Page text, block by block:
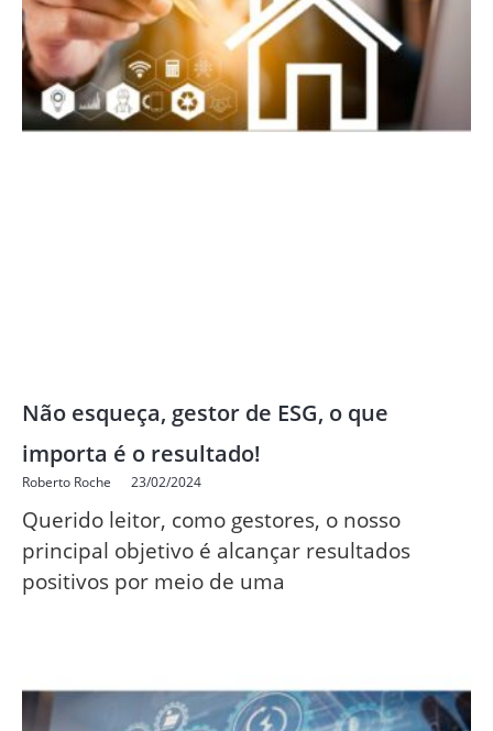
Não esqueça, gestor de ESG, o que
importa é o resultado!
Roberto Roche 23/02/2024
Querido leitor, como gestores, o nosso
principal objetivo é alcançar resultados
positivos por meio de uma